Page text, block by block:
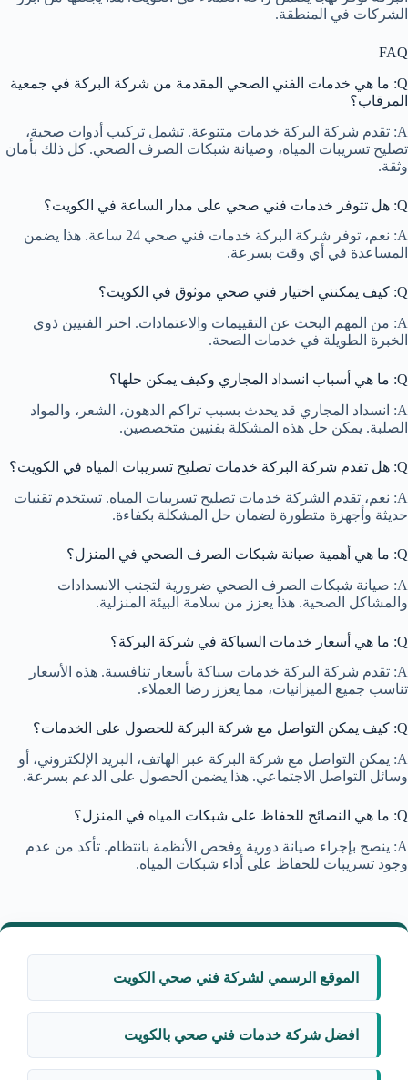
الشركات في المنطقة.
FAQ
Q: ما هي خدمات الفني الصحي المقدمة من شركة البركة في جمعية
المرقاب؟
A: تقدم شركة البركة خدمات متنوعة. تشمل تركيب أدوات صحية،
تصليح تسريبات المياه، وصيانة شبكات الصرف الصحي. كل ذلك بأمان
وثقة.
Q: هل تتوفر خدمات فني صحي على مدار الساعة في الكويت؟
A: نعم، توفر شركة البركة خدمات فني صحي 24 ساعة. هذا يضمن
المساعدة في أي وقت بسرعة.
Q: كيف يمكنني اختيار فني صحي موثوق في الكويت؟
A: من المهم البحث عن التقييمات والاعتمادات. اختر الفنيين ذوي
الخبرة الطويلة في خدمات الصحة.
Q: ما هي أسباب انسداد المجاري وكيف يمكن حلها؟
A: انسداد المجاري قد يحدث بسبب تراكم الدهون، الشعر، والمواد
الصلبة. يمكن حل هذه المشكلة بفنيين متخصصين.
Q: هل تقدم شركة البركة خدمات تصليح تسريبات المياه في الكويت؟
A: نعم، تقدم الشركة خدمات تصليح تسريبات المياه. تستخدم تقنيات
حديثة وأجهزة متطورة لضمان حل المشكلة بكفاءة.
Q: ما هي أهمية صيانة شبكات الصرف الصحي في المنزل؟
A: صيانة شبكات الصرف الصحي ضرورية لتجنب الانسدادات
والمشاكل الصحية. هذا يعزز من سلامة البيئة المنزلية.
Q: ما هي أسعار خدمات السباكة في شركة البركة؟
A: تقدم شركة البركة خدمات سباكة بأسعار تنافسية. هذه الأسعار
تناسب جميع الميزانيات، مما يعزز رضا العملاء.
Q: كيف يمكن التواصل مع شركة البركة للحصول على الخدمات؟
A: يمكن التواصل مع شركة البركة عبر الهاتف، البريد الإلكتروني، أو
وسائل التواصل الاجتماعي. هذا يضمن الحصول على الدعم بسرعة.
Q: ما هي النصائح للحفاظ على شبكات المياه في المنزل؟
A: ينصح بإجراء صيانة دورية وفحص الأنظمة بانتظام. تأكد من عدم
وجود تسريبات للحفاظ على أداء شبكات المياه.
الموقع الرسمي لشركة فني صحي الكويت
افضل شركة خدمات فني صحي بالكويت